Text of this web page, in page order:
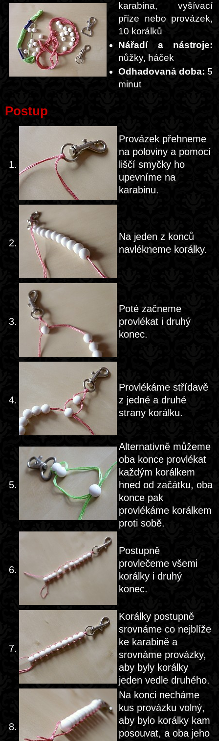
karabina, vyšívací
příze nebo provázek,
10 korálků
Nářadí a nástroje:
nůžky, háček
Odhadovaná doba: 5
minut
Postup
1.
Provázek přehneme
na poloviny a pomocí
liščí smyčky ho
upevníme na
karabinu.
2.
Na jeden z konců
navlékneme korálky.
3.
Poté začneme
provlékat i druhý
konec.
4.
Provlékáme střídavě
z jedné a druhé
strany korálku.
5.
Alternativně můžeme
oba konce provlékat
každým korálkem
hned od začátku, oba
konce pak
provlékáme korálkem
proti sobě.
6.
Postupně
provlečeme všemi
korálky i druhý
konec.
7.
Korálky postupně
srovnáme co nejblíže
ke karabině a
srovnáme provázky,
aby byly korálky
jeden vedle druhého.
8.
Na konci necháme
kus provázku volný,
aby bylo korálky kam
posouvat, a oba jeho